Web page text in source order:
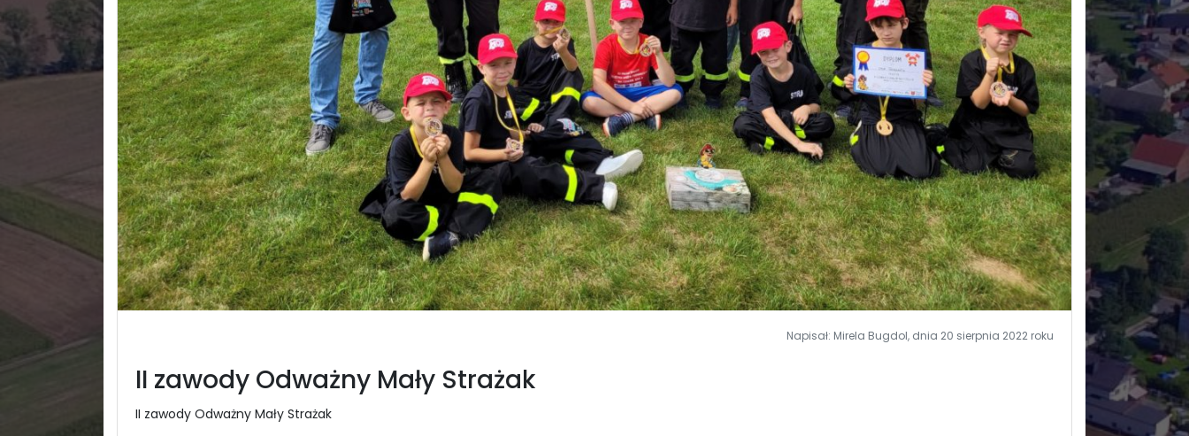
Napisał: Mirela Bugdol, dnia 20 sierpnia 2022 roku
II zawody Odważny Mały Strażak
II zawody Odważny Mały Strażak